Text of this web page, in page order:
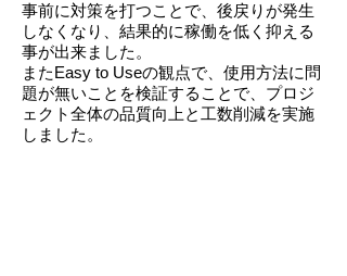
事前に対策を打つことで、後戻りが発生
しなくなり、結果的に稼働を低く抑える
事が出来ました。
またEasy to Useの観点で、使用方法に問
題が無いことを検証することで、 プロジ
ェクト全体の品質向上と工数削減を実施
しました。